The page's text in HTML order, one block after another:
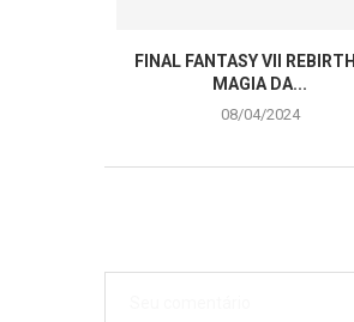
FINAL FANTASY VII
MAGIA DA...
08/04/2024